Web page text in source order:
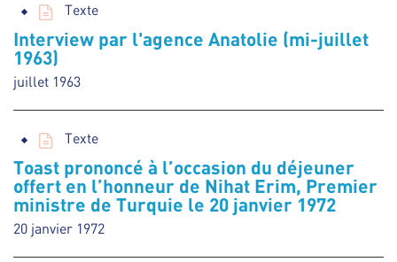
Texte
Interview par l'agence Anatolie (mi-juillet
1963)
juillet 1963
Texte
Toast prononcé à l’occasion du déjeuner
offert en l’honneur de Nihat Erim, Premier
ministre de Turquie le 20 janvier 1972
20 janvier 1972